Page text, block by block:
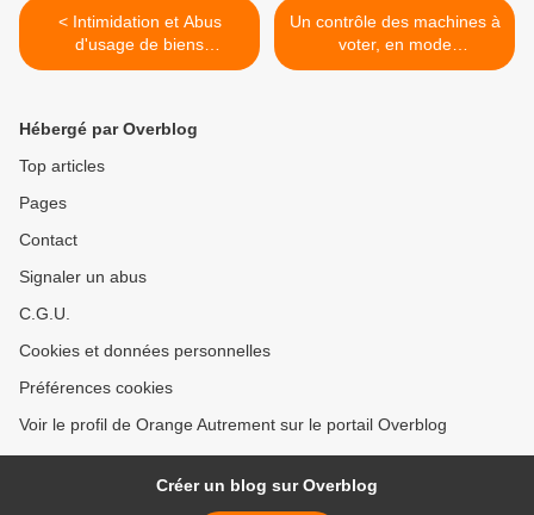
< Intimidation et Abus
d'usage de biens
publics...ça continu.
Un contrôle des machines à
voter, en mode
vote...commique et peu
Hébergé par Overblog
Top articles
Pages
Contact
Signaler un abus
C.G.U.
Cookies et données personnelles
Préférences cookies
Voir le profil de Orange Autrement sur le portail Overblog
Créer un blog sur Overblog